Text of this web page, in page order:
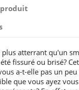
plus atterrant qu'un
fissuré ou brisé?
a-t-elle pas un peu
que vous ayez